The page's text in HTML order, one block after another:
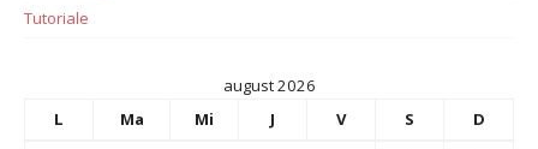
Tutoriale
august 2026
L
Ma Mi J V S
D